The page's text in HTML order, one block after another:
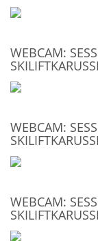
WEBCAM:
WEBCAM:
WEBCAM: